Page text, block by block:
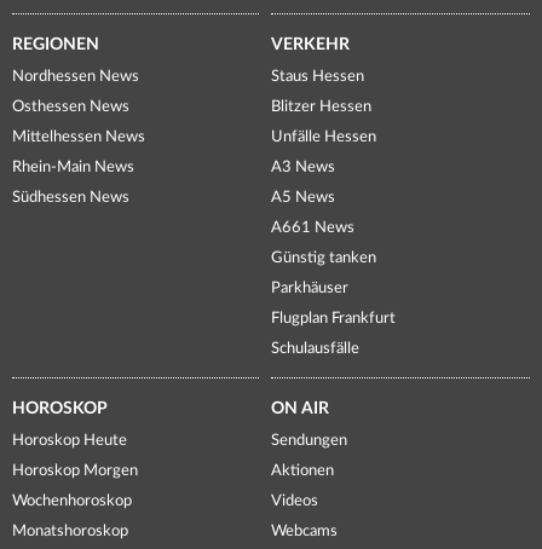
REGIONEN
Nordhessen News
Osthessen News
Mittelhessen News
Rhein-Main News
Südhessen News
VERKEHR
Staus Hessen
Blitzer Hessen
Unfälle Hessen
A3 News
A5 News
A661 News
Günstig tanken
Parkhäuser
Flugplan Frankfurt
Schulausfälle
HOROSKOP
Horoskop Heute
Horoskop Morgen
Wochenhoroskop
Monatshoroskop
ON AIR
Sendungen
Aktionen
Videos
Webcams